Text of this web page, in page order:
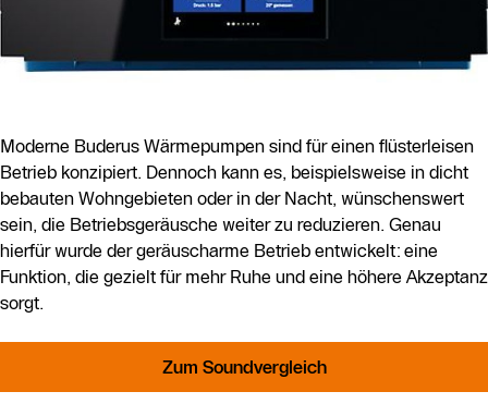
Moderne Buderus Wärmepumpen sind für einen flüsterleisen
Betrieb konzipiert. Dennoch kann es, beispielsweise in dicht
bebauten Wohngebieten oder in der Nacht, wünschenswert
sein, die Betriebsgeräusche weiter zu reduzieren. Genau
hierfür wurde der geräuscharme Betrieb entwickelt: eine
Funktion, die gezielt für mehr Ruhe und eine höhere Akzeptanz
sorgt.
Zum Soundvergleich